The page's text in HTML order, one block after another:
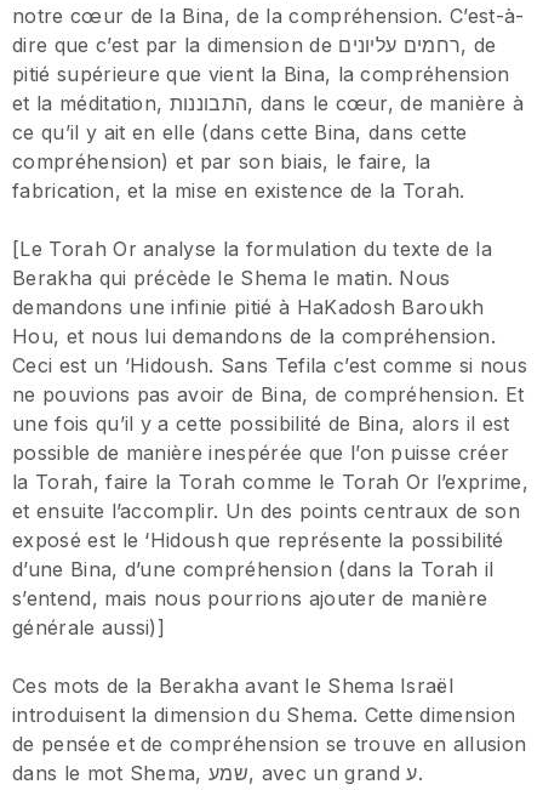
notre cœur de la Bina, de la compréhension. C’est-à-
dire que c’est par la dimension de רחמים עליונים, de
pitié supérieure que vient la Bina, la compréhension
et la méditation, התבוננות, dans le cœur, de manière à
ce qu’il y ait en elle (dans cette Bina, dans cette
compréhension) et par son biais, le faire, la
fabrication, et la mise en existence de la Torah.
[Le Torah Or analyse la formulation du texte de la
Berakha qui précède le Shema le matin. Nous
demandons une infinie pitié à HaKadosh Baroukh
Hou, et nous lui demandons de la compréhension.
Ceci est un ‘Hidoush. Sans Tefila c’est comme si nous
ne pouvions pas avoir de Bina, de compréhension. Et
une fois qu’il y a cette possibilité de Bina, alors il est
possible de manière inespérée que l’on puisse créer
la Torah, faire la Torah comme le Torah Or l’exprime,
et ensuite l’accomplir. Un des points centraux de son
exposé est le ‘Hidoush que représente la possibilité
d’une Bina, d’une compréhension (dans la Torah il
s’entend, mais nous pourrions ajouter de manière
générale aussi)]
Ces mots de la Berakha avant le Shema Israël
introduisent la dimension du Shema. Cette dimension
de pensée et de compréhension se trouve en allusion
dans le mot Shema, שמע, avec un grand ע.